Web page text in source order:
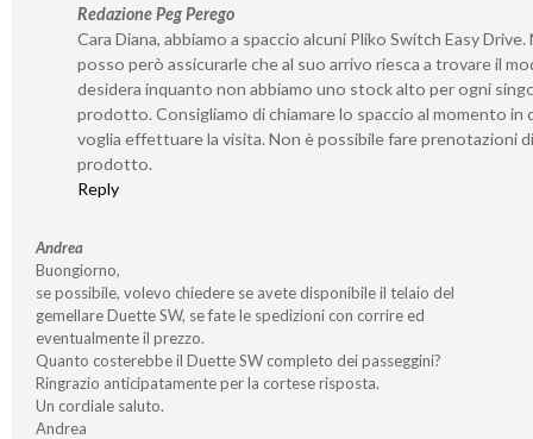
Redazione Peg Perego
Cara Diana, abbiamo a spaccio alcuni Pliko Switch Easy Drive.
posso però assicurarle che al suo arrivo riesca a trovare il
desidera inquanto non abbiamo uno stock alto per ogni
prodotto. Consigliamo di chiamare lo spaccio al momento in
voglia effettuare la visita. Non è possibile fare prenotazioni di
prodotto.
Reply
Andrea
Buongiorno,
se possibile, volevo chiedere se avete disponibile il telaio del
gemellare Duette SW, se fate le spedizioni con corrire ed
eventualmente il prezzo.
Quanto costerebbe il Duette SW completo dei passeggini?
Ringrazio anticipatamente per la cortese risposta.
Un cordiale saluto.
Andrea